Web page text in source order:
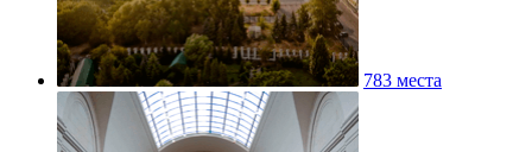
783 места